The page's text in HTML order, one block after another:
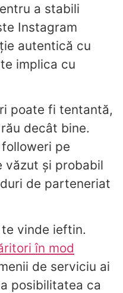
a stabili
Instagram
autentică cu
implica cu
poate fi tentantă,
decât bine.
pe
văzut și probabil
de parteneriat
vinde ieftin.
în mod
de serviciu ai
posibilitatea ca